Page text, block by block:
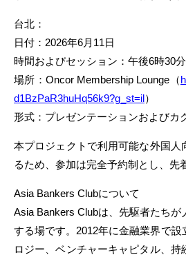
台北：
日付：2026年6月11日
時間およびセッション：午後6時30分
場所：Oncor Membership Lounge（
d1BzPaR3huHq56k9?g_st=il）
形式：プレゼンテーションおよびカ
本プロジェクトで利用可能な外国人
るため、参加は完全予約制とし、先
Asia Bankers Clubについて
Asia Bankers Clubは、先駆者たち
する場です。2012年に金融業界で設
ロジー、ベンチャーキャピタル、持